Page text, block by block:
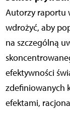
Autorzy raportu
wdrożyć, aby
na szczególną
efektywności
zdefiniowanych
efektami,